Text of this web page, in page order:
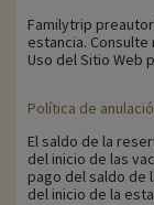
Familytrip
estancia.
Uso del Sitio Web
Política de
El saldo de la
del inicio de las
pago del saldo de
del inicio de la